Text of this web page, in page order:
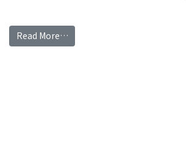
Read More…